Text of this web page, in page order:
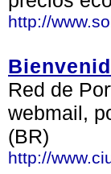
http://
Red de
webmail,
(BR)
http://